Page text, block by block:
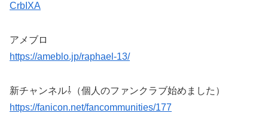
CrbIXA
アメブロ
https://ameblo.jp/raphael-13/
新チャンネル⇩（個人のファンクラブ始めました）
https://fanicon.net/fancommunities/177